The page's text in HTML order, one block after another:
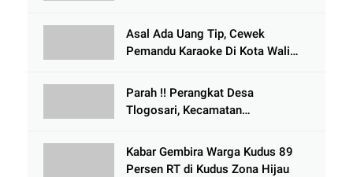
Tlogowungu, di Duga
Selewengkan Bantuan Mushola
Asal Ada Uang Tip, Cewek
Pemandu Karaoke Di Kota Wali
Parah !! Perangkat Desa
Tlogosari, Kecamatan
Rumah dari BAZNAS
Kabar Gembira Warga Kudus 89
Persen RT di Kudus Zona Hijau